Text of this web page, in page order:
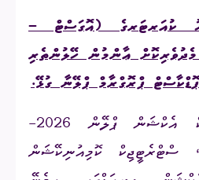
ފަހު ކުއަރޓަރގެ (އޮގަސްޓް –
ޢާންމުން ހޭލުންތެރި
ޕްރޮގްރާމް ޕްލޭނާ ގުޅޭ.
ކޮމިޝަނުގެ ސްޓްރެޓީޖިކް އެކްޝަން ޕްލޭން 2026-
ސްޓްރެޓީޖިކް ކޮމިއުނިކޭޝަން